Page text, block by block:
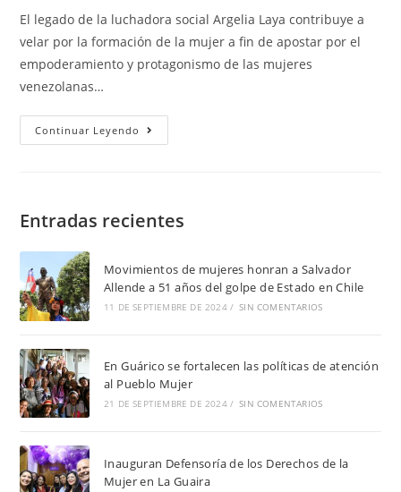
El legado de la luchadora social Argelia Laya contribuye a
velar por la formación de la mujer a fin de apostar por el
empoderamiento y protagonismo de las mujeres
venezolanas…
Continuar Leyendo
Entradas recientes
Movimientos de mujeres honran a Salvador
Allende a 51 años del golpe de Estado en Chile
11 DE SEPTIEMBRE DE 2024 / SIN COMENTARIOS
En Guárico se fortalecen las políticas de atención
al Pueblo Mujer
21 DE SEPTIEMBRE DE 2024 / SIN COMENTARIOS
Inauguran Defensoría de los Derechos de la
Mujer en La Guaira